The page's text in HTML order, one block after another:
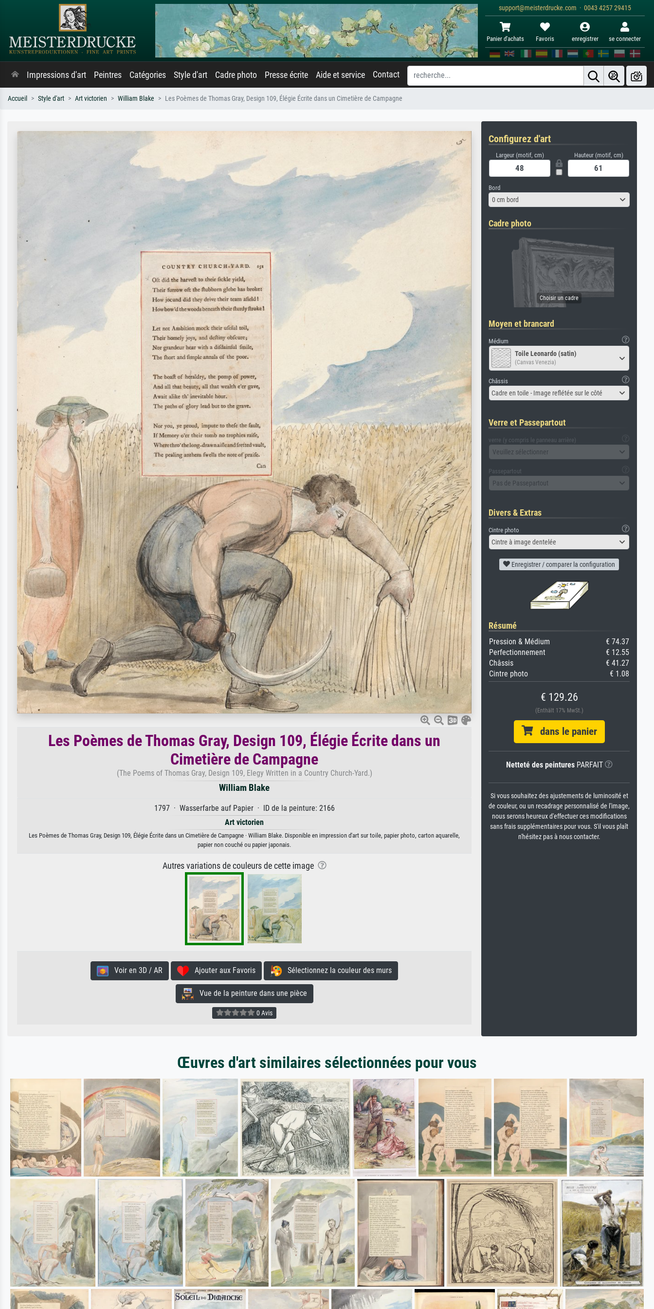
support@meisterdrucke.com · 0043 4257 29415
Panier d'achats Favoris enregistrer se connecter
Impressions d'art Peintres Catégories Style d'art Cadre photo Presse écrite Aide et service Contact
Accueil Style d'art Art victorien William Blake Les Poèmes de Thomas Gray, Design 109, Élégie Écrite dans un Cimetière de Campagne
Les Poèmes de Thomas Gray, Design 109, Élégie Écrite dans un
Cimetière de Campagne
(The Poems of Thomas Gray, Design 109, Elegy Written in a Country Church-Yard.)
William Blake
1797 · Wasserfarbe auf Papier · ID de la peinture: 2166
Art victorien
Les Poèmes de Thomas Gray, Design 109, Élégie Écrite dans un Cimetière de Campagne · William Blake. Disponible en impression d'art sur toile, papier photo, carton aquarelle,
papier non couché ou papier japonais.
Autres variations de couleurs de cette image
Voir en 3D / AR Ajouter aux Favoris Sélectionnez la couleur des murs
Vue de la peinture dans une pièce
0 Avis
Configurez d'art
Largeur (motif, cm) Hauteur (motif, cm)
Bord
0 cm bord
Cadre photo
Moyen et brancard
Médium
Toile Leonardo (satin)
(Canvas Venezia)
Châssis
Cadre en toile - Image reflétée sur le côté
Verre et Passepartout
verre (y compris le panneau arrière)
Veuillez sélectionner
Passepartout
Pas de Passepartout
Divers & Extras
Cintre photo
Cintre à image dentelée
Enregistrer / comparer la configuration
Résumé
Pression & Médium
€ 74.37
Perfectionnement
€ 12.55
Châssis
€ 41.27
Cintre photo
€ 1.08
€ 129.26
(Enthält 17% MwSt.)
dans le panier
Netteté des peinturesPARFAIT
Si vous souhaitez des ajustements de luminosité et
de couleur, ou un recadrage personnalisé de l'image,
nous serons heureux d'effectuer ces modifications
sans frais supplémentaires pour vous. S'il vous plaît
n'hésitez pas à nous contacter.
Œuvres d'art similaires sélectionnées pour vous